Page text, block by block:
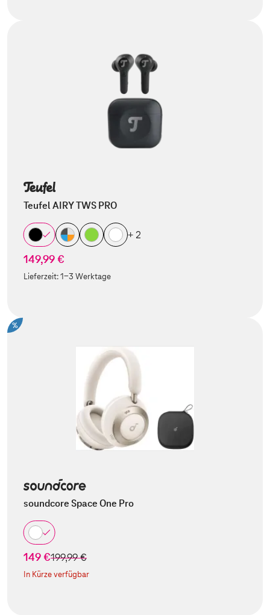
Teufel AIRY TWS PRO
+ 2
149,99 €
Lieferzeit:1-3 Werktage
%
soundcore Space One Pro
149 €statt
199,99 €
In Kürze verfügbar